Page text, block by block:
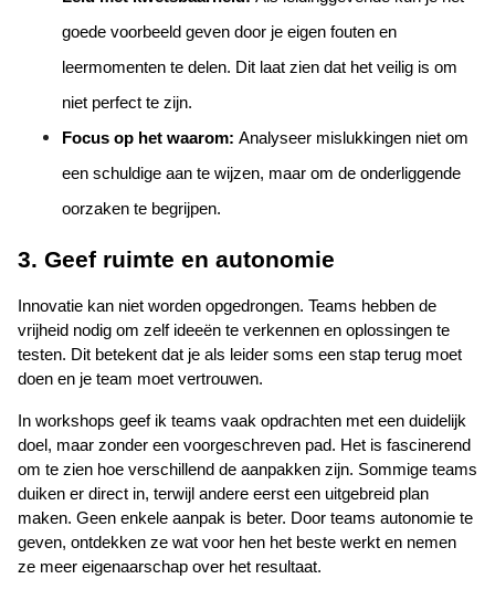
goede voorbeeld geven door je eigen fouten en
leermomenten te delen. Dit laat zien dat het veilig is om
niet perfect te zijn.
Focus op het waarom: Analyseer mislukkingen niet om
een schuldige aan te wijzen, maar om de onderliggende
oorzaken te begrijpen.
3. Geef ruimte en autonomie
Innovatie kan niet worden opgedrongen. Teams hebben de
vrijheid nodig om zelf ideeën te verkennen en oplossingen te
testen. Dit betekent dat je als leider soms een stap terug moet
doen en je team moet vertrouwen.
In workshops geef ik teams vaak opdrachten met een duidelijk
doel, maar zonder een voorgeschreven pad. Het is fascinerend
om te zien hoe verschillend de aanpakken zijn. Sommige teams
duiken er direct in, terwijl andere eerst een uitgebreid plan
maken. Geen enkele aanpak is beter. Door teams autonomie te
geven, ontdekken ze wat voor hen het beste werkt en nemen
ze meer eigenaarschap over het resultaat.